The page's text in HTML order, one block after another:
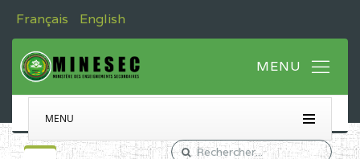
Français English
MENU